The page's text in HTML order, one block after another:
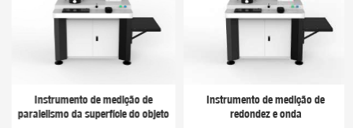
Instrumento de medição de
paralelismo da superfície do objeto
Instrumento de medição de
redondez e onda